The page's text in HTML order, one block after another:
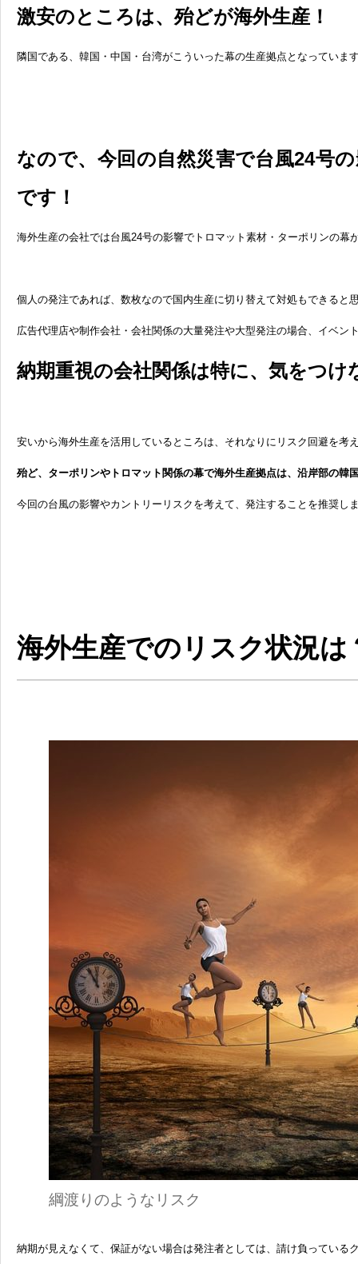
激安のところは、殆どが海外生産！
隣国である、韓国・中国・台湾がこういった幕の生産拠点となっていま
なので、今回の自然災害で台風24号
です！
海外生産の会社では台風24号の影響でトロマット素材・ターポリンの幕
個人の発注であれば、数枚なので国内生産に切り替えて対処もできると
広告代理店や制作会社・会社関係の大量発注や大型発注の場合、イベ
納期重視の会社関係は特に、気をつ
安いから海外生産を活用しているところは、それなりにリスク回避を考
殆ど、ターポリンやトロマット関係の幕で海外生産拠点は、沿岸部の韓
今回の台風の影響やカントリーリスクを考えて、発注することを推奨し
海外生産でのリスク状況は
綱渡りのようなリスク
納期が見えなくて、保証がない場合は発注者としては、請け負ってい